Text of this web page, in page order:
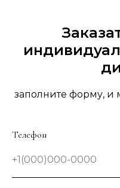
заполните форму, и
Телефон
+1(000)000-0000